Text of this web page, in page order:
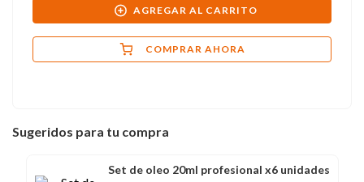
AGREGAR AL CARRITO
COMPRAR AHORA
Sugeridos para tu compra
Set de oleo 20ml profesional x6 unidades